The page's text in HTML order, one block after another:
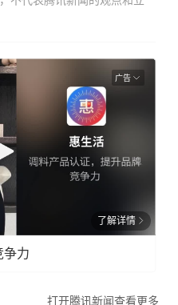
广告
了解详情
争力
打开腾讯新闻查看更多